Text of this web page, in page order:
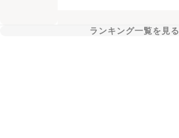
ランキング一覧を見る